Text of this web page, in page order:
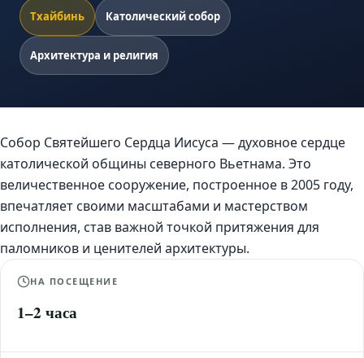
Тхайбинь Католический собор
Архитектура и религия
Собор Святейшего Сердца Иисуса — духовное сердце
католической общины северного Вьетнама. Это
величественное сооружение, построенное в 2005 году,
впечатляет своими масштабами и мастерством
исполнения, став важной точкой притяжения для
паломников и ценителей архитектуры.
НА ПОСЕЩЕНИЕ
1–2 часа